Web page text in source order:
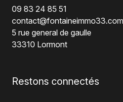
09 83 24 85 51
contact@fontaineimmo33.com
5 rue general de gaulle
33310 Lormont
Restons connectés